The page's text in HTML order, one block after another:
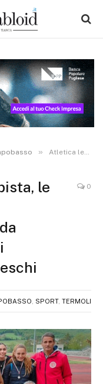
» Atletica leggera su pista, le Allieve e gli Allievi dell’Istituto “Alfano da Termoli” trionfano ai Campionati Studenteschi
le
0
SPORT, TERMOLI